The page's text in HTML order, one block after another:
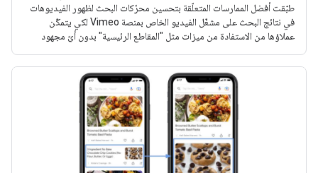
طبّقت أفضل الممارسات المتعلّقة بتحسين محرّكات البحث لظهور الفيديوهات
في نتائج البحث على مشغّل الفيديو الخاص بمنصة Vimeo لكي يتمكّن
عملاؤها من الاستفادة من ميزات مثل "المقاطع الرئيسية" بدون أيّ مجهود